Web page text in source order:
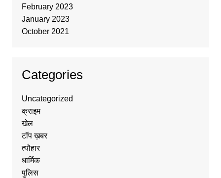
February 2023
January 2023
October 2021
Categories
Uncategorized
क्राइम
खेल
टॉप ख़बर
त्यौहार
धार्मिक
पुलिस